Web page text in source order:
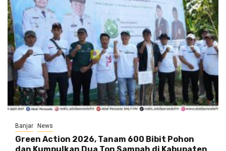
Banjar News
Green Action 2026, Tanam 600 Bibit Pohon
dan Kumpulkan Dua Ton Sampah di Kabupaten